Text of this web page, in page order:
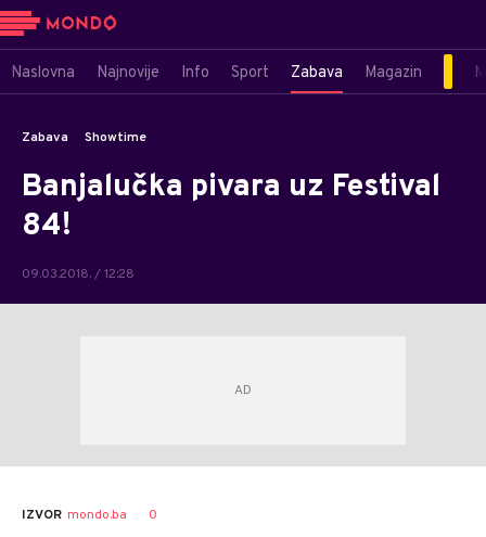
Naslovna Najnovije Info Sport Zabava Magazin
Zabava Showtime
Banjalučka pivara uz Festival
84!
09.03.2018. / 12:28
IZVOR mondo.ba 0